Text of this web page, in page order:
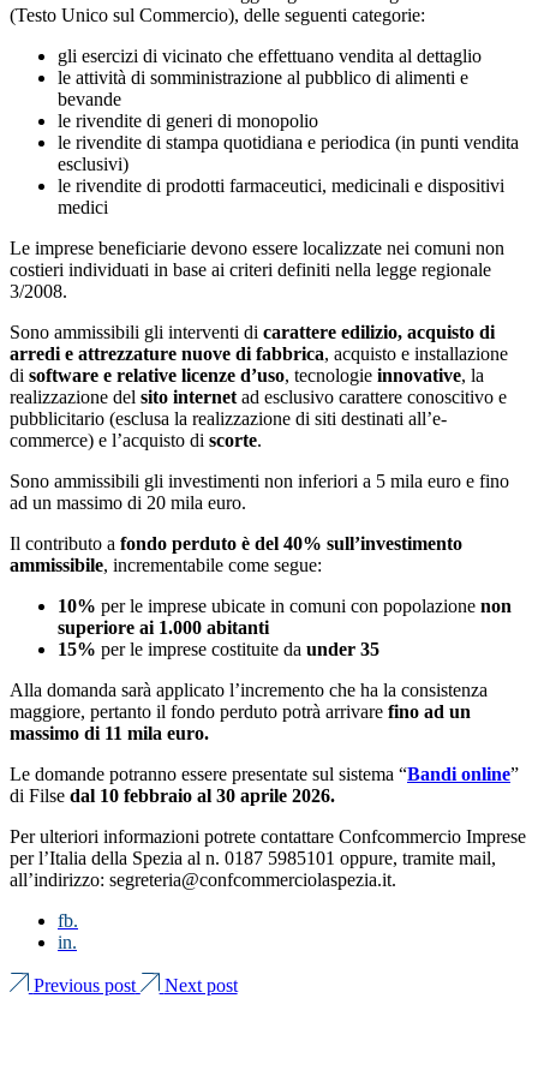
(Testo Unico sul Commercio), delle seguenti categorie:
gli esercizi di vicinato che effettuano vendita al dettaglio
le attività di somministrazione al pubblico di alimenti e
bevande
le rivendite di generi di monopolio
le rivendite di stampa quotidiana e periodica (in punti vendita
esclusivi)
le rivendite di prodotti farmaceutici, medicinali e dispositivi
medici
Le imprese beneficiarie devono essere localizzate nei comuni non
costieri individuati in base ai criteri definiti nella legge regionale
3/2008.
Sono ammissibili gli interventi di carattere edilizio, acquisto di
arredi e attrezzature nuove di fabbrica, acquisto e installazione
di software e relative licenze d’uso, tecnologie innovative, la
realizzazione del sito internetad esclusivo carattere conoscitivo e
pubblicitario (esclusa la realizzazione di siti destinati all’e-
commerce) e l’acquisto di scorte.
Sono ammissibili gli investimenti non inferiori a 5 mila euro e fino
ad un massimo di 20 mila euro.
Il contributo a fondo perduto è del 40% sull’investimento
ammissibile, incrementabile come segue:
10% per le imprese ubicate in comuni con popolazione non
superiore ai 1.000 abitanti
15% per le imprese costituite da under 35
Alla domanda sarà applicato l’incremento che ha la consistenza
maggiore, pertanto il fondo perduto potrà arrivare fino ad un
massimo di 11 mila euro.
Le domande potranno essere presentate sul sistema “Bandi online”
di Filse dal 10 febbraio al 30 aprile 2026.
Per ulteriori informazioni potrete contattare Confcommercio Imprese
per l’Italia della Spezia al n. 0187 5985101 oppure, tramite mail,
all’indirizzo: segreteria@confcommerciolaspezia.it.
fb.
in.
Previous post Next post